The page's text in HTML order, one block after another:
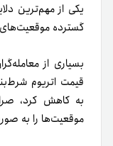
یکی از مهم‌ترین
گسترده
بسیاری از
قیمت اتریوم
به کاهش کرد،
موقعیت‌ها را به